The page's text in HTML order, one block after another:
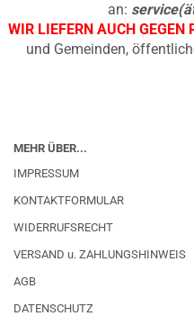
an:
WIR LIEFERN AUCH GEGEN
und Gemeinden,
MEHR ÜBER...
IMPRESSUM
KONTAKTFORMULAR
WIDERRUFSRECHT
VERSAND u. ZAHLUNGSHINWEIS
AGB
DATENSCHUTZ